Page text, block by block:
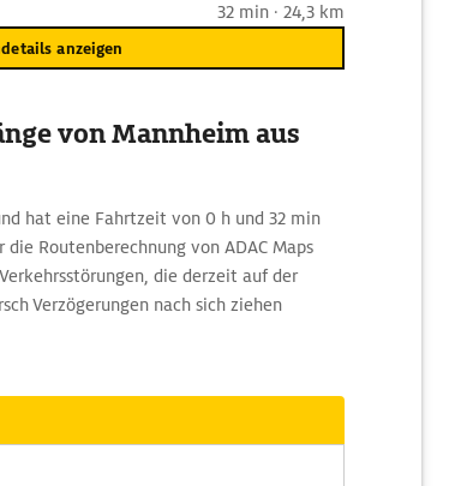
32 min · 24,3 km
anzeigen
von Mannheim aus
hat eine Fahrtzeit von 0 h und 32 min
Routenberechnung von ADAC Maps
die derzeit auf der
Verzögerungen nach sich ziehen